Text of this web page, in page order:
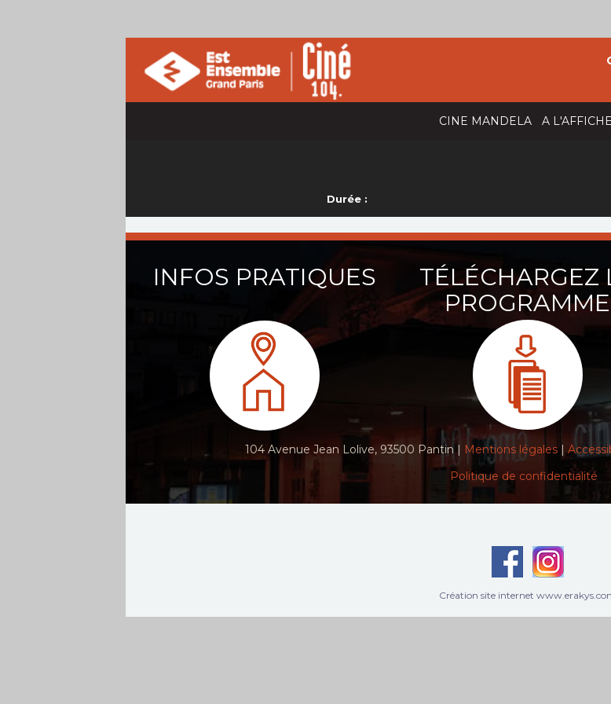
CINE MANDELA A L'AFFICHE
Durée :
INFOS PRATIQUES
TÉLÉCHARGEZ
PROGRAMME
104 Avenue Jean Lolive, 93500 Pantin | Mentions légales|
Politique de confidentialité
Création site internet